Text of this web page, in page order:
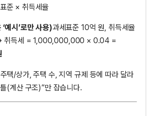
준 × 취득세율
예시’로만 사용)과세표준 10억 원, 취득세율
취득세 = 1,000,000,000 × 0.04 =
택/상가, 주택 수, 지역 규제 등에 따라 달라
(계산 구조)”만 잡습니다.